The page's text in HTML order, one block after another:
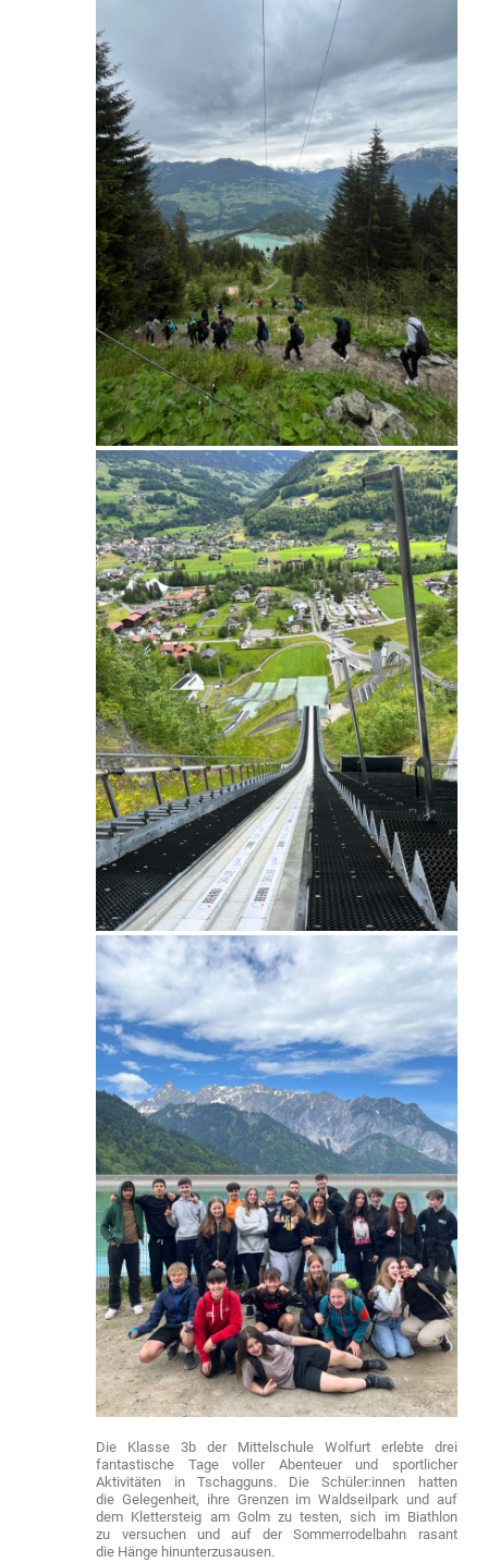
Die Klasse 3b der Mittelschule Wolfurt erlebte drei
fantastische Tage voller Abenteuer und sportlicher
Aktivitäten in Tschagguns. Die Schüler:innen hatten
die Gelegenheit, ihre Grenzen im Waldseilpark und auf
dem Klettersteig am Golm zu testen, sich im Biathlon
zu versuchen und auf der Sommerrodelbahn rasant
die Hänge hinunterzusausen.